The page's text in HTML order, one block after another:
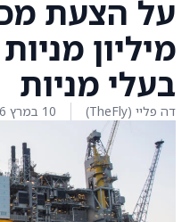
מיליון
בעלי מניות
דה פליי (TheFly) 10 במרץ 2026